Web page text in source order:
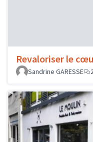
Revaloriser le
Sandrine GARESSE